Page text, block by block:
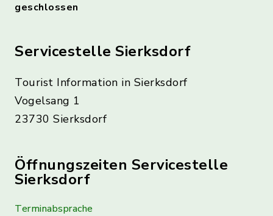
geschlossen
Servicestelle Sierksdorf
Tourist Information in Sierksdorf
Vogelsang 1
23730 Sierksdorf
Öffnungszeiten Servicestelle
Sierksdorf
Terminabsprache